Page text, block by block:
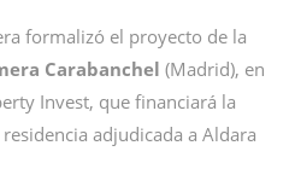
formalizó el proyecto de la
Carabanchel (Madrid), en
Invest, que financiará la
adjudicada a Aldara